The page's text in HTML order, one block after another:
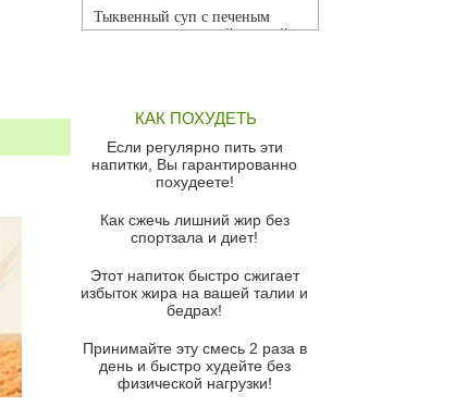
Тыквенный суп с печеным
чесноком и томатной сальсой
красного перца
Парижский луковый суп
Суп из спаржи и горошка с
Суп-крем из цветной капусты
Французский луковый суп
Суп из баклажанов с моцареллой
Грибной крем-суп с кростини с
козьим сыром
КАК ПОХУДЕТЬ
Если регулярно пить эти
напитки, Вы гарантированно
похудеете!
Как сжечь лишний жир без
спортзала и диет!
Этот напиток быстро сжигает
избыток жира на вашей талии и
бедрах!
Принимайте эту смесь 2 раза в
день и быстро худейте без
физической нагрузки!